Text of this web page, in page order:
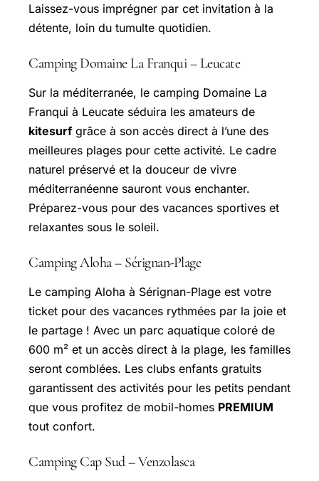
Laissez-vous imprégner par cet invitation à la
détente, loin du tumulte quotidien.
Camping Domaine La Franqui – Leucate
Sur la méditerranée, le camping Domaine La
Franqui à Leucate séduira les amateurs de
kitesurfgrâce à son accès direct à l’une des
meilleures plages pour cette activité. Le cadre
naturel préservé et la douceur de vivre
méditerranéenne sauront vous enchanter.
Préparez-vous pour des vacances sportives et
relaxantes sous le soleil.
Camping Aloha – Sérignan-Plage
Le camping Aloha à Sérignan-Plage est votre
ticket pour des vacances rythmées par la joie et
le partage ! Avec un parc aquatique coloré de
600 m² et un accès direct à la plage, les familles
seront comblées. Les clubs enfants gratuits
garantissent des activités pour les petits pendant
que vous profitez de mobil-homes PREMIUM
tout confort.
Camping Cap Sud – Venzolasca